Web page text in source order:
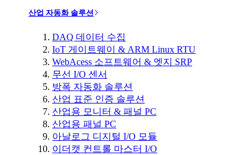
산업 자동화 솔루션
DAQ 데이터 수집
IoT 게이트웨이 & ARM Linux RTU
WebAcess 소프트웨어 & 엣지 SRP
무선 I/O 센서
방폭 자동화 솔루션
산업 표준 인증 솔루션
산업용 모니터 & 패널 PC
산업용 패널 PC
아날로그 디지털 I/O 모듈
이더캣 컨트롤 마스터 I/O